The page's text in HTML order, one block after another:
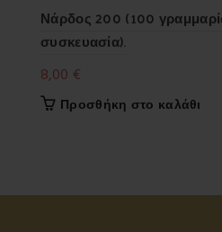
Νάρδος 200 (100
συσκευασία).
8,00 €
Προσθήκη στο καλάθι